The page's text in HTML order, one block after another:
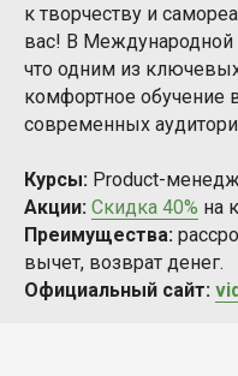
к творчеству и
вас! В
что одним из
комфортное обучение
современных
Курсы: Product-
Акции: Скидка 40% на
Преимущества:
вычет, возврат денег.
Официальный сайт: